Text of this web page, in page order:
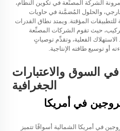
الشركة المصنِّعة في تكوين النظام،
والحلول المُضمَّنة في حاويات
للتطبيقات المؤقتة. ويمتد نطاق القدرات
حيث تقوم الشركات المصنِّعة
الفعلية، وتقدِّم توصياتٍ
أو توسيع طاقته الإنتاجية.
في السوق والاعتبارات
الجغرافية
في أمريكا
في أمريكا الشمالية أسواقًا تتميز